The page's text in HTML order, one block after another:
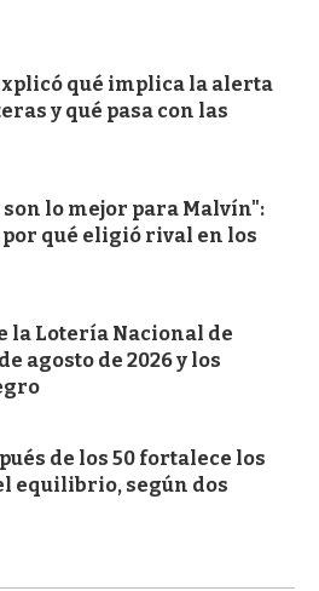
qué implica la alerta
y qué pasa con las
son lo mejor para Malvín":
por qué eligió rival en los
la Lotería Nacional de
agosto de 2026 y los
de los 50 fortalece los
equilibrio, según dos